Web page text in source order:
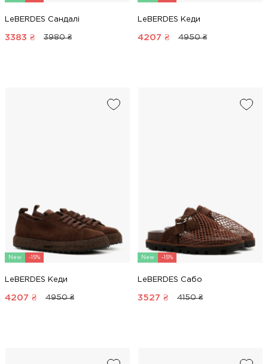
LeBERDES Сандалі
3383 ₴ 3980 ₴
LeBERDES Кеди
4207 ₴ 4950 ₴
New -15%
LeBERDES Кеди
4207 ₴ 4950 ₴
New -15%
LeBERDES Сабо
3527 ₴ 4150 ₴